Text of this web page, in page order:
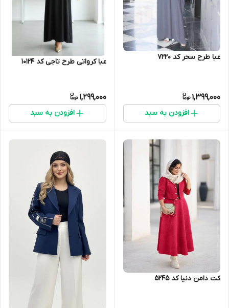
عبا طرح سحر کد 7220
1,399,000
افزودن به سبد
عبا کرواتی طرح تاجی کد 10124
1,299,000
افزودن به سبد
کت دامن دنیا کد 5245